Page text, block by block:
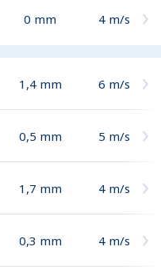
0 mm 4 m/s
1,4 mm 6 m/s
0,5 mm 5 m/s
1,7 mm 4 m/s
0,3 mm 4 m/s